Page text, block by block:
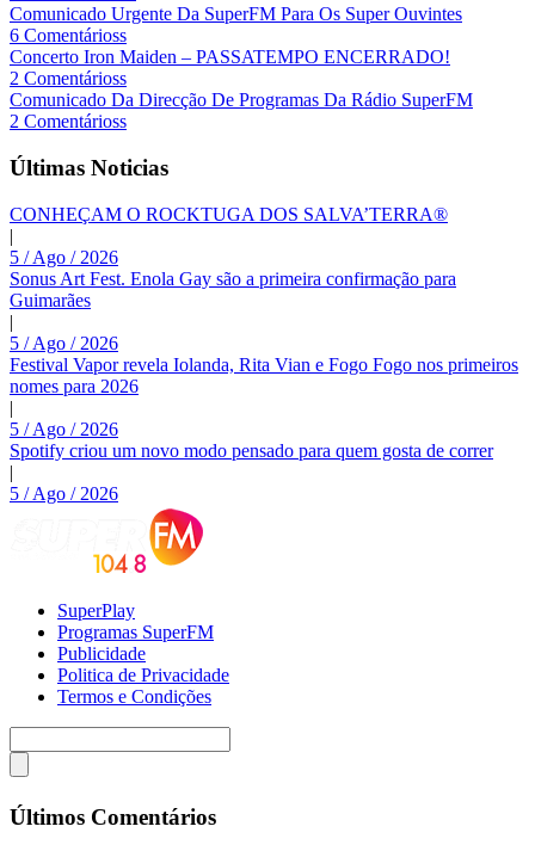
Comunicado Urgente Da SuperFM Para Os Super Ouvintes
6 Comentárioss
Concerto Iron Maiden – PASSATEMPO ENCERRADO!
2 Comentárioss
Comunicado Da Direcção De Programas Da Rádio SuperFM
2 Comentárioss
Últimas Noticias
CONHEÇAM O ROCKTUGA DOS SALVA’TERRA®
|
5 / Ago / 2026
Sonus Art Fest. Enola Gay são a primeira confirmação para
Guimarães
|
5 / Ago / 2026
Festival Vapor revela Iolanda, Rita Vian e Fogo Fogo nos primeiros
nomes para 2026
|
5 / Ago / 2026
Spotify criou um novo modo pensado para quem gosta de correr
|
5 / Ago / 2026
SuperPlay
Programas SuperFM
Publicidade
Politica de Privacidade
Termos e Condições
Últimos Comentários